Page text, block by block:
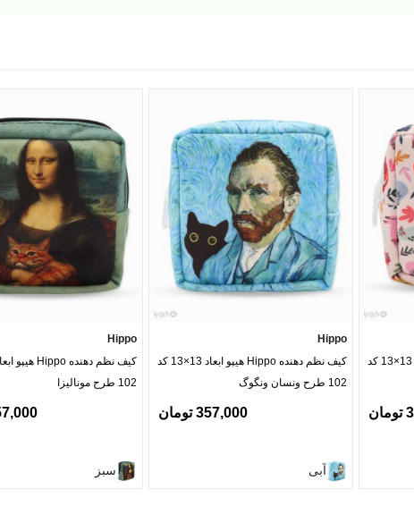
ریز و کوچک است.
کیف نظم دهنده Hippo هیپو ابعاد 13×13 کد
Hippo
کیف نظم دهنده Hippo هیپو ابعاد 13×13 کد
102 طرح ونسان ونگوگ
357,000 تومان
آبی
Hippo
102 طرح مونالیزا
357,000
سبز